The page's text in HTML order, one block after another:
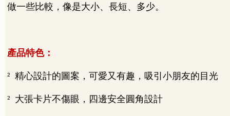
做一些比較，像是大小、長短、多少。
產品特色：
² 精心設計的圖案，可愛又有趣，吸引小朋友的目光
² 大張卡片不傷眼，四邊安全圓角設計